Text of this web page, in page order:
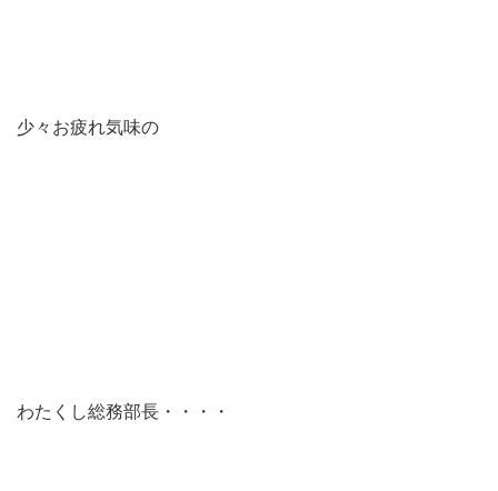
少々お疲れ気味の
わたくし総務部長・・・・